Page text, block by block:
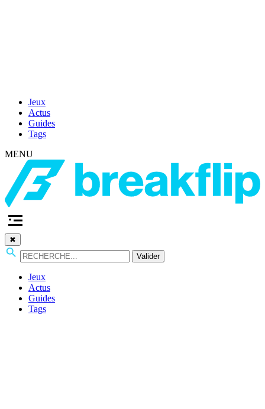
Jeux
Actus
Guides
Tags
MENU
✖
Valider
Jeux
Actus
Guides
Tags